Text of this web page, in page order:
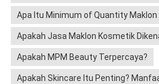
Apa Itu Minimum of Quantity Maklon
Apakah Jasa Maklon Kosmetik
Apakah MPM Beauty Terpercaya?
Apakah Skincare Itu Penting?